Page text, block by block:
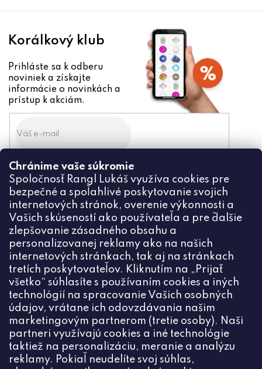
Chránime vaše súkromie
Spoločnosť Rangl Lukáš využíva cookies pre
bezpečné a spoľahlivé poskytovanie svojich
internetových stránok, overenie výkonnosti a
Vašich skúseností ako používateľa a pre ďalšie
zlepšovanie zásadného obsahu a
personalizovanej reklamy ako na našich
internetových stránkach, tak aj na stránkach
tretích poskytovateľov. Kliknutím na „Prijať
všetko“ súhlasíte s používaním cookies a iných
technológií na spracovanie Vašich osobných
údajov, vrátane ich odovzdávania našim
marketingovým partnerom (tretie osoby). Naši
partneri využívajú cookies a iné technológie
taktiež na personalizáciu, meranie a analýzu
reklamy. Pokiaľ neudelíte svoj súhlas,
Korálkový klub
Prihláste sa k odberu
noviniek a získajte
informácie o novinkách a
prístup k akciám.
Odoslaním súhlasíte zo
spracovaním osobných údajov
PRIHLÁSIŤ
Kontakt
info @ceske-koralky.sk
+420774444191